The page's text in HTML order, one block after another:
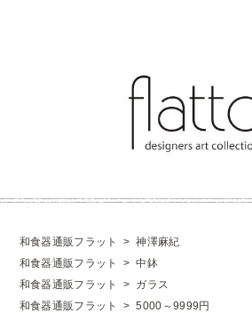
和食器通販フラット >神澤麻紀
和食器通販フラット
>中鉢
和食器通販フラット
> ガラス
和食器通販フラット
>5000～9999円